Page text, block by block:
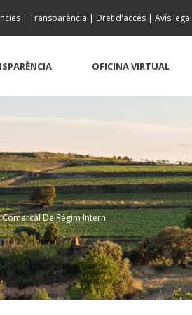
| Transparència | Dret d'accés | Avís legal
OFICINA VIRTUAL
De Règim Intern